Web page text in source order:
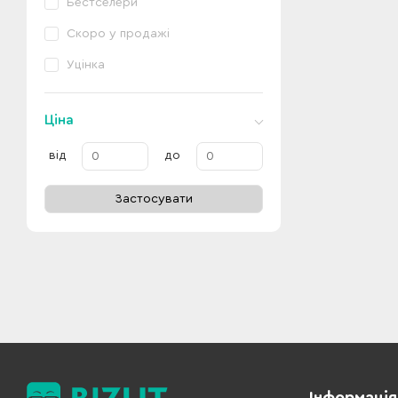
Бестселери
Скоро у продажі
Уцінка
Ціна
від до
Застосувати